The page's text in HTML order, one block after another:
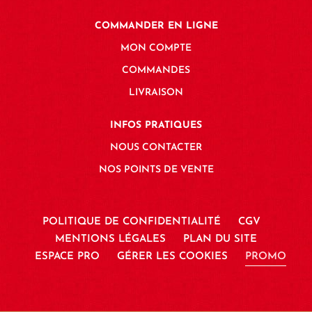
COMMANDER EN LIGNE
MON COMPTE
COMMANDES
LIVRAISON
INFOS PRATIQUES
NOUS CONTACTER
NOS POINTS DE VENTE
POLITIQUE DE CONFIDENTIALITÉ
CGV
MENTIONS LÉGALES
PLAN DU SITE
ESPACE PRO
GÉRER LES COOKIES PROMO